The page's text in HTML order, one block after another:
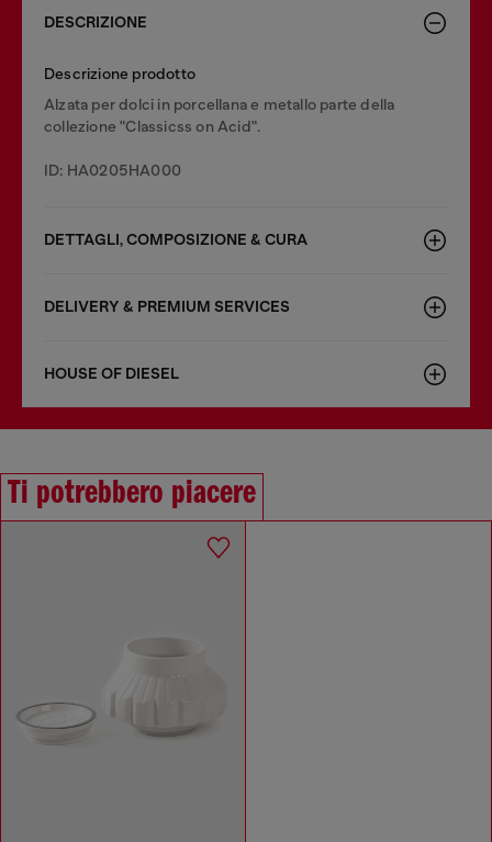
DESCRIZIONE
Descrizione prodotto
Alzata per dolci in porcellana e metallo parte della
collezione "Classicss on Acid".
ID: HA0205HA000
DETTAGLI, COMPOSIZIONE & CURA
DELIVERY & PREMIUM SERVICES
HOUSE OF DIESEL
Ti potrebbero piacere